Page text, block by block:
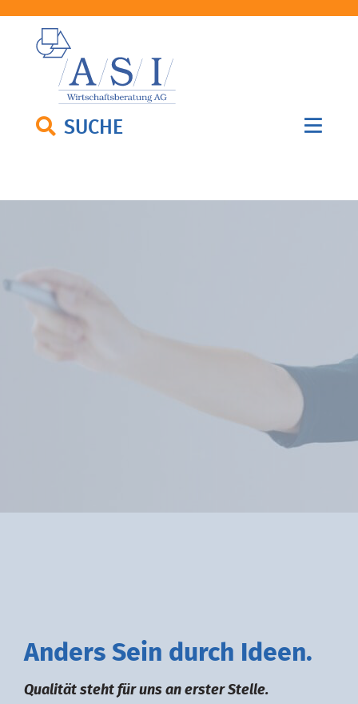
SUCHE
Anders Sein durch deen.
Qualität steht für uns an erster Stelle.